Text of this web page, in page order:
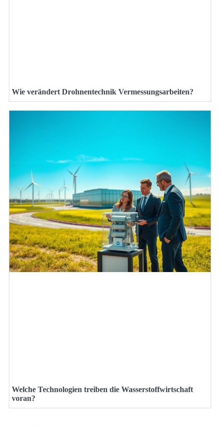
Wie verändert Drohnentechnik Vermessungsarbeiten?
Welche Technologien treiben die Wasserstoffwirtschaft
voran?